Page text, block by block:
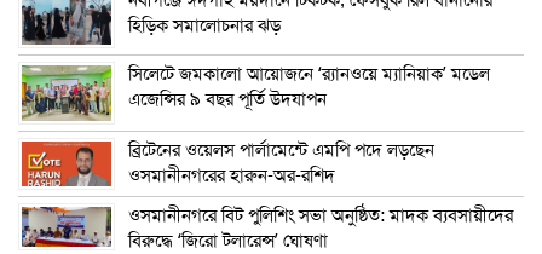
হিড়িক সমালোচনার ঝড়
সিলেটে জমকালো আয়োজনে ‘র‍্যানওয়ে ম্যানিয়াক’ মডেল
এজেন্সির ৯ বছর পূর্তি উদযাপন
ব্রিটেনের ওয়েলস পার্লামেন্টে এমপি পদে লড়ছেন
ওসমানীনগরের হারুন-অর-রশিদ
ওসমানীনগরে বিট পুলিশিং সভা অনুষ্ঠিত: মাদক ব্যবসায়ীদের
বিরুদ্ধে ‘জিরো টলারেন্স’ ঘোষণা